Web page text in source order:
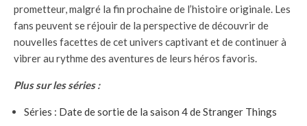
prometteur, malgré la fin prochaine de l’histoire originale. Les
fans peuvent se réjouir de la perspective de découvrir de
nouvelles facettes de cet univers captivant et de continuer à
vibrer au rythme des aventures de leurs héros favoris.
Plus sur les séries :
Séries : Date de sortie de la saison 4 de Stranger Things